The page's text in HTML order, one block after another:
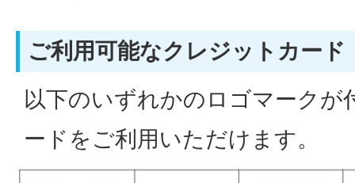
ご利用可能なクレジットカード
以下のいずれかのロゴマークが
ードをご利用いただけます。